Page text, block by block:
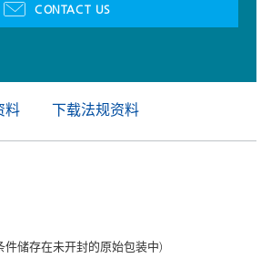
CONTACT US
料 下载法规资料
储存在未开封的原始包装中)